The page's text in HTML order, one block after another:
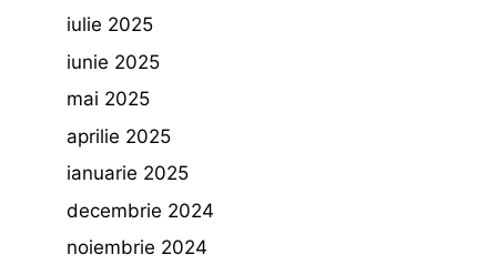
iulie 2025
iunie 2025
mai 2025
aprilie 2025
ianuarie 2025
decembrie 2024
noiembrie 2024